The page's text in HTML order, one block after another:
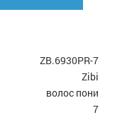
ZB.6930PR-7
Zibi
волос пони
7